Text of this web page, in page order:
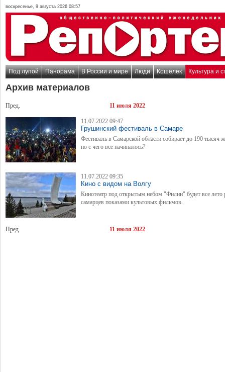
воскресенье, 9 августа 2026 08:57
Под лупой Панорама В России и мире Люди Кошелек Культура и
Архив материалов
Пред. 11 июля 2022
11.07.2022 09:47
Грушинский фестиваль в Самаре
Фестиваль в Самарской области собирает до 190 тысяч
но с чего все начиналось?
11.07.2022 09:35
Кино с видом на Волгу
Кинотеатр под открытым небом "Филин" будет все лето
самарцев показами культовых фильмов.
Пред. 11 июля 2022